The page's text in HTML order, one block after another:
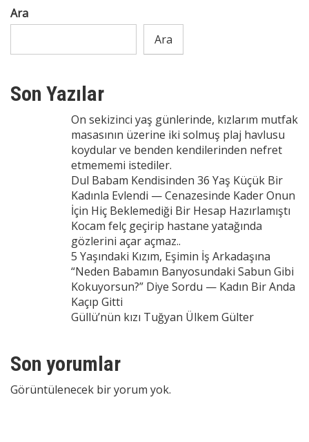
Ara
Ara
Son Yazılar
On sekizinci yaş günlerinde, kızlarım mutfak
masasının üzerine iki solmuş plaj havlusu
koydular ve benden kendilerinden nefret
etmememi istediler.
Dul Babam Kendisinden 36 Yaş Küçük Bir
Kadınla Evlendi — Cenazesinde Kader Onun
İçin Hiç Beklemediği Bir Hesap Hazırlamıştı
Kocam felç geçirip hastane yatağında
gözlerini açar açmaz..
5 Yaşındaki Kızım, Eşimin İş Arkadaşına
“Neden Babamın Banyosundaki Sabun Gibi
Kokuyorsun?” Diye Sordu — Kadın Bir Anda
Kaçıp Gitti
Güllü’nün kızı Tuğyan Ülkem Gülter
Son yorumlar
Görüntülenecek bir yorum yok.